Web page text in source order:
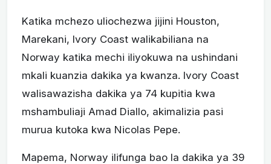
Katika mchezo uliochezwa jijini Houston,
Marekani, Ivory Coast walikabiliana na
Norway katika mechi iliyokuwa na ushindani
mkali kuanzia dakika ya kwanza. Ivory Coast
walisawazisha dakika ya 74 kupitia kwa
mshambuliaji Amad Diallo, akimalizia pasi
murua kutoka kwa Nicolas Pepe.
Mapema, Norway ilifunga bao la dakika ya 39